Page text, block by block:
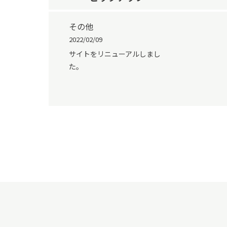
その他
2022/02/09
サイトをリニューアルしまし
た。